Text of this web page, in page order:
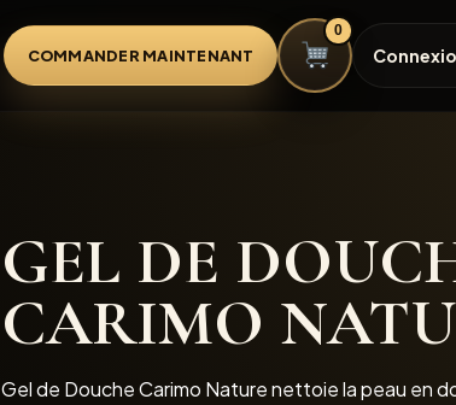
COMMANDER MAINTENANT
0
GEL DE
CARIMO
Gel de Douche Carimo Nature nettoie la peau en